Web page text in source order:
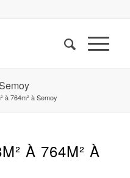
à 764m² à Semoy
À 764M² À